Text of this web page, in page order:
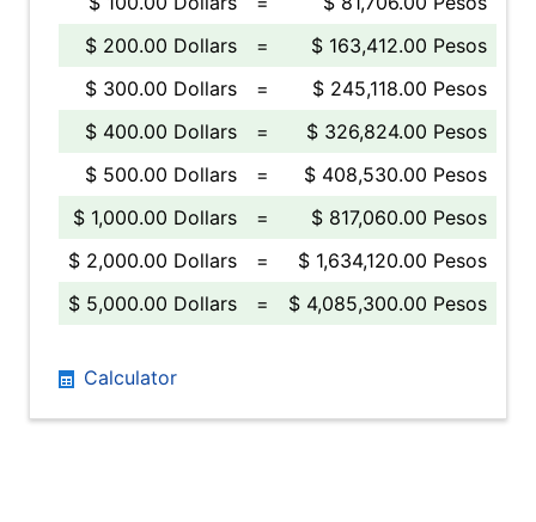
$ 200.00 Dollars
=
$ 163,412.00 Pesos
$ 300.00 Dollars
=
$ 245,118.00 Pesos
$ 400.00 Dollars
=
$ 326,824.00 Pesos
$ 500.00 Dollars
=
$ 408,530.00 Pesos
$ 1,000.00 Dollars
=
$ 817,060.00 Pesos
$ 2,000.00 Dollars
=
$ 1,634,120.00 Pesos
$ 5,000.00 Dollars
= $ 4,085,300.00 Pesos
Calculator